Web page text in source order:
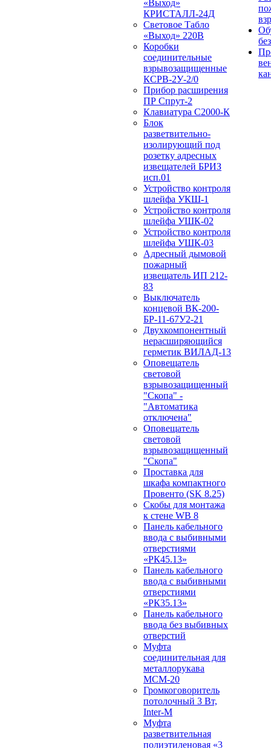
«Выход»
КРИСТАЛЛ-24Д
Световое Табло
«Выход» 220В
Коробки
соединительные
взрывозащищенные
КСРВ-2У-2/0
Прибор расширения
ПР Спрут-2
Клавиатура С2000-К
Блок
разветвительно-
изолирующий под
розетку адресных
извещателей БРИЗ
исп.01
Устройство контроля
шлейфа УКШ-1
Устройство контроля
шлейфа УШК-02
Устройство контроля
шлейфа УШК-03
Адресный дымовой
пожарный
извещатель ИП 212-
83
Выключатель
концевой ВК-200-
БР-11-67У2-21
Двухкомпонентный
нерасширяющийся
герметик ВИЛАД-13
Оповещатель
световой
взрывозащищенный
"Скопа" -
"Автоматика
отключена"
Оповещатель
световой
взрывозащищенный
"Скопа"
Проставка для
шкафа компактного
Провенто (SK 8.25)
Скобы для монтажа
к стене WB 8
Панель кабельного
ввода с выбивными
отверстиями
«РК45.13»
Панель кабельного
ввода с выбивными
отверстиями
«РК35.13»
Панель кабельного
ввода без выбивных
отверстий
Муфта
соединительная для
металлорукава
МСМ-20
Громкоговоритель
потолочный 3 Вт,
Inter-M
Муфта
разветвительная
полиэтиленовая «3